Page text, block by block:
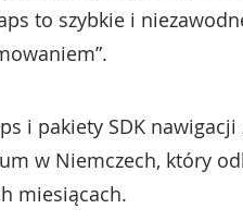
to szybkie i
i pakiety SDK
w Niemczech, który
miesiącach.